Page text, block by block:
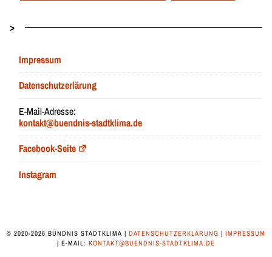
>
Impressum
Datenschutzerlärung
E-Mail-Adresse:
kontakt@buendnis-stadtklima.de
Facebook-Seite
Instagram
© 2020-2026 BÜNDNIS STADTKLIMA | DATENSCHUTZERKLÄRUNG | IMPRESSUM
| E-MAIL: KONTAKT@BUENDNIS-STADTKLIMA.DE